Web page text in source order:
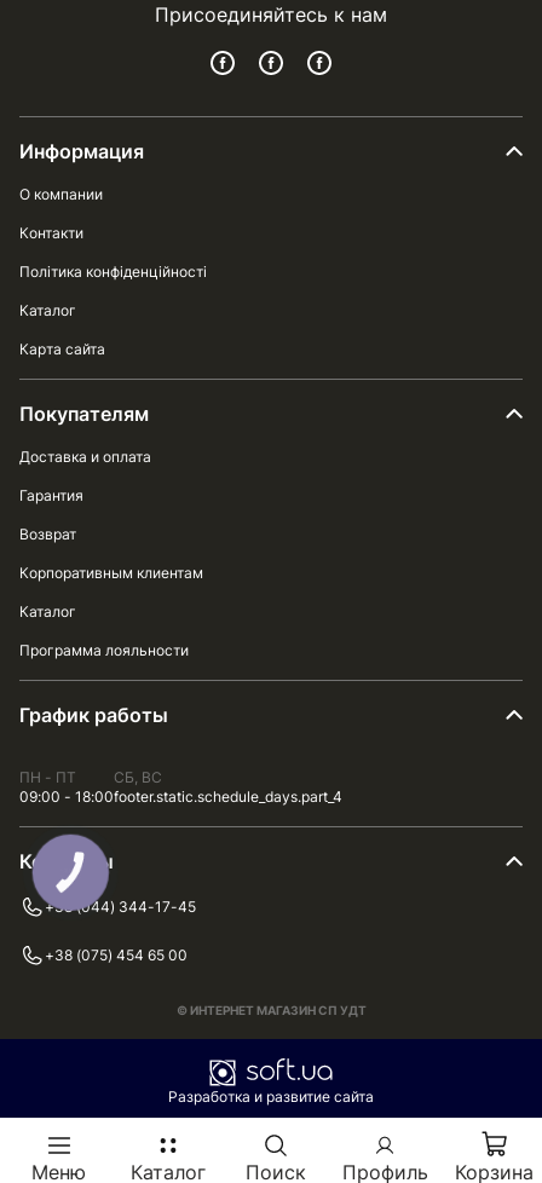
Меню Каталог Поиск Профиль Корзина
Присоединяйтесь к нам
Информация
О компании
Контакти
Політика конфіденційності
Каталог
Карта сайта
Покупателям
Доставка и оплата
Гарантия
Возврат
Корпоративным клиентам
Каталог
Программа лояльности
График работы
ПН - ПТ
09:00 - 18:00
СБ, ВС
footer.static.schedule_days.part_4
Контакты
+38 (044) 344-17-45
+38 (075) 454 65 00
© ИНТЕРНЕТ МАГАЗИН СП УДТ
Разработка и развитие сайта